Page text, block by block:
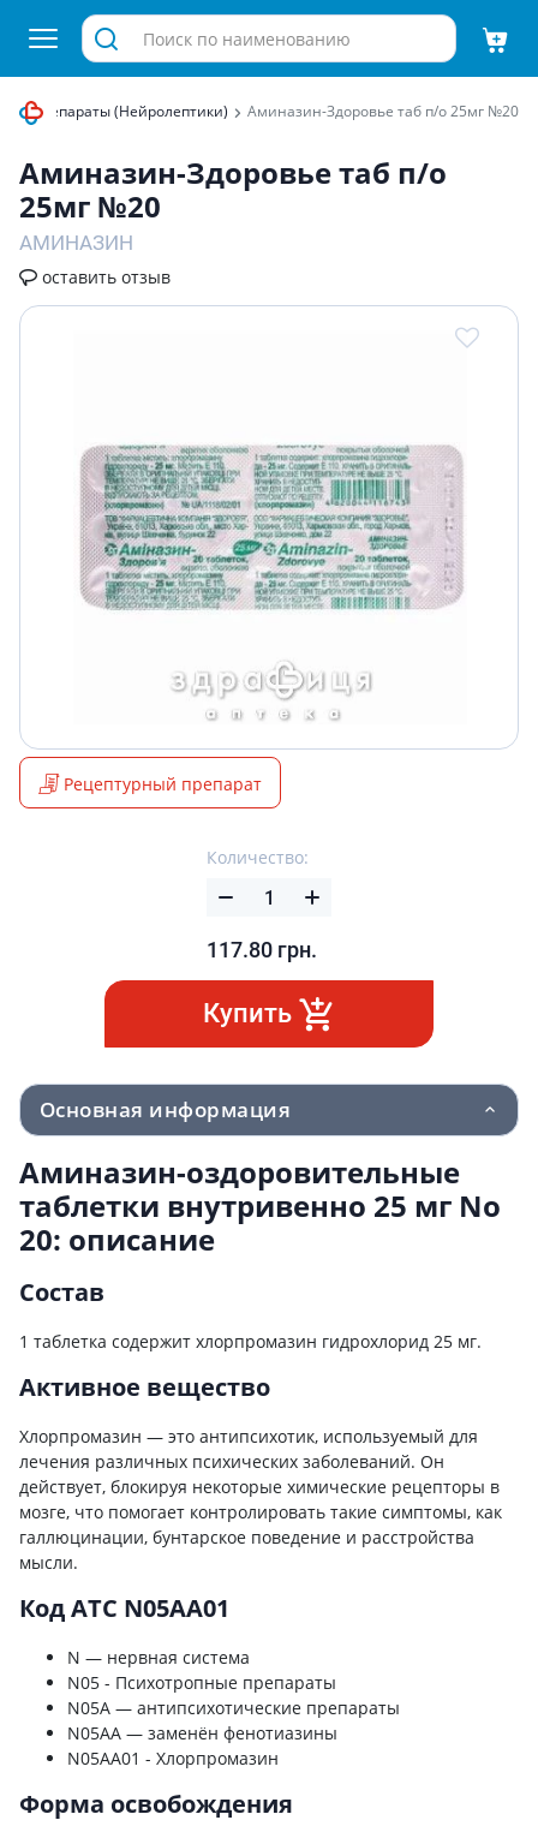
препараты (Нейролептики) Аминазин-Здоровье таб п/о 25мг №20
Аминазин-Здоровье таб п/о
25мг №20
АМИНАЗИН
оставить отзыв
Рецептурный препарат
Количество:
117.80 грн.
Купить
Основная информация
Аминазин-оздоровительные
таблетки внутривенно 25 мг No
20: описание
Состав
1 таблетка содержит хлорпромазин гидрохлорид 25 мг.
Активное вещество
Хлорпромазин — это антипсихотик, используемый для
лечения различных психических заболеваний. Он
действует, блокируя некоторые химические рецепторы в
мозге, что помогает контролировать такие симптомы, как
галлюцинации, бунтарское поведение и расстройства
мысли.
Код ATC N05AA01
N — нервная система
N05 - Психотропные препараты
N05A — антипсихотические препараты
N05AA — заменён фенотиазины
N05AA01 - Хлорпромазин
Форма освобождения